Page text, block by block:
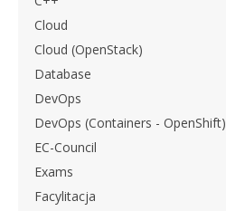
Cloud
Cloud (OpenStack)
Database
DevOps
DevOps (Containers - OpenShift)
EC-Council
Exams
Facylitacja